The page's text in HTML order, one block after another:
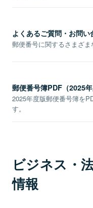
よくあるご質問・お問い
郵便番号に関するさまざま
郵便番号簿PDF（2025年
2025年度版郵便番号簿を
す。
ビジネス・
情報